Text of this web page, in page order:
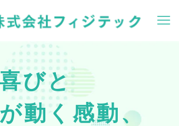
びと
動く感動、